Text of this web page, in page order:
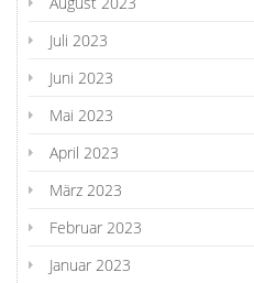
Juli 2023
Juni 2023
Mai 2023
April 2023
März 2023
Februar 2023
Januar 2023